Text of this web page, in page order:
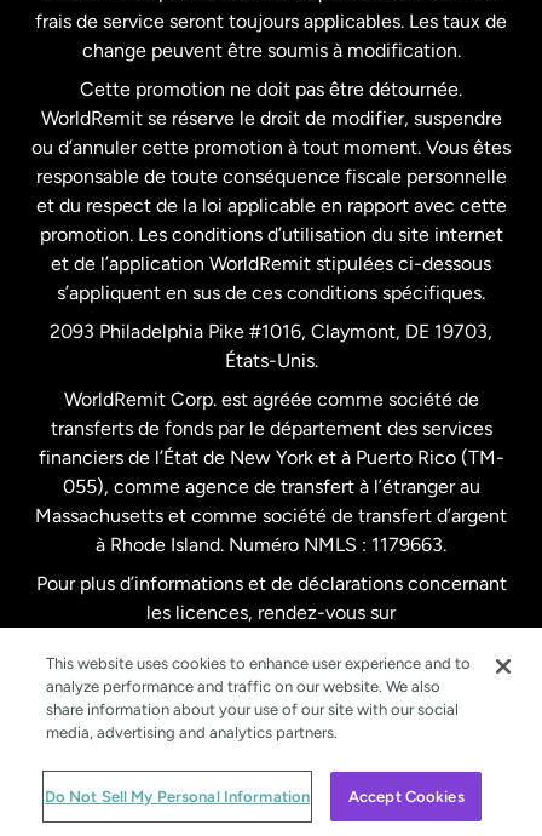
États-Unis Español
France
Malaisie
Nouvelle-Zélande
Pays-Bas
Royaume-Uni
Suède
frais de service seront toujours applicables. Les taux de
change peuvent être soumis à modification.
Cette promotion ne doit pas être détournée.
WorldRemit se réserve le droit de modifier, suspendre
ou d’annuler cette promotion à tout moment. Vous êtes
responsable de toute conséquence fiscale personnelle
et du respect de la loi applicable en rapport avec cette
promotion. Les conditions d’utilisation du site internet
et de l’application WorldRemit stipulées ci-dessous
s’appliquent en sus de ces conditions spécifiques.
2093 Philadelphia Pike #1016, Claymont, DE 19703,
États-Unis.
WorldRemit Corp. est agréée comme société de
transferts de fonds par le département des services
financiers de l’État de New York et à Puerto Rico (TM-
055), comme agence de transfert à l’étranger au
Massachusetts et comme société de transfert d’argent
à Rhode Island. Numéro NMLS : 1179663.
Pour plus d’informations et de déclarations concernant
les licences, rendez-vous sur
© WorldRemit 2024
This website uses cookies to enhance user experience and to
analyze performance and traffic on our website. We also
share information about your use of our site with our social
media, advertising and analytics partners.
Do Not Sell My Personal Information Accept Cookies